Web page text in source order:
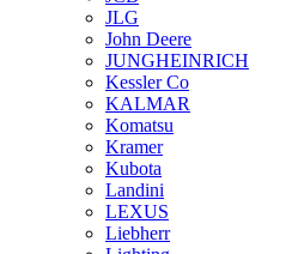
JLG
John Deere
JUNGHEINRICH
Kessler Co
KALMAR
Komatsu
Kramer
Kubota
Landini
LEXUS
Liebherr